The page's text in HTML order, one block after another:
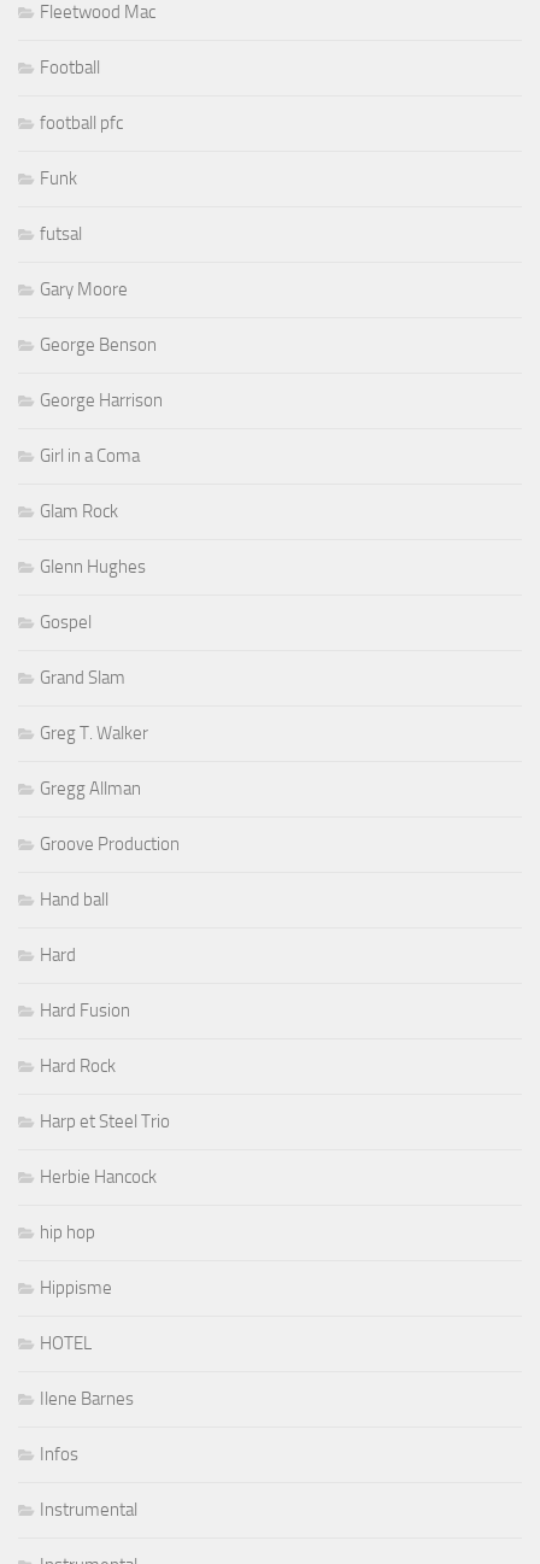
Fleetwood Mac
Football
football pfc
Funk
futsal
Gary Moore
George Benson
George Harrison
Girl in a Coma
Glam Rock
Glenn Hughes
Gospel
Grand Slam
Greg T. Walker
Gregg Allman
Groove Production
Hand ball
Hard
Hard Fusion
Hard Rock
Harp et Steel Trio
Herbie Hancock
hip hop
Hippisme
HOTEL
Ilene Barnes
Infos
Instrumental